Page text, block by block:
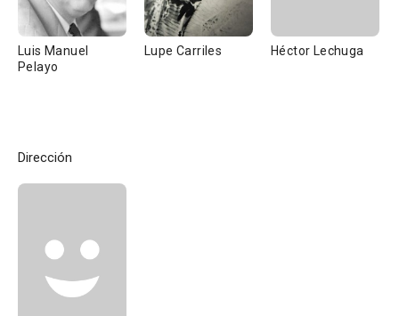
Luis Manuel
Pelayo
Lupe Carriles Héctor Lechuga
Dirección